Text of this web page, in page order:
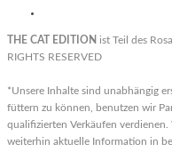
THE CAT EDITION ist Teil des
RIGHTS RESERVED
*Unsere Inhalte sind unabhängig
füttern zu können, benutzen wir
qualifizierten Verkäufen
weiterhin aktuelle Information in